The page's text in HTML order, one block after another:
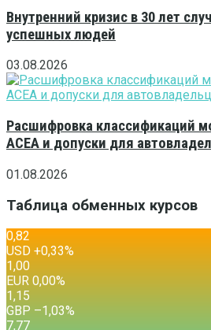
Внутренний кризис в 30 лет
успешных людей
03.08.2026
Расшифровка классификаций
ACEA и допуски для
01.08.2026
Таблица обменных курсов
0,82
USD +0,33%
1,00
EUR 0,00%
1,15
GBP –1,03%
7,77